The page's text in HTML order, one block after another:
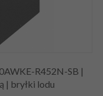
R452N-SB |
| bryłki lodu